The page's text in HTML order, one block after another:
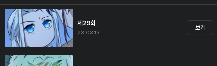
제29화
23.03.13
보기